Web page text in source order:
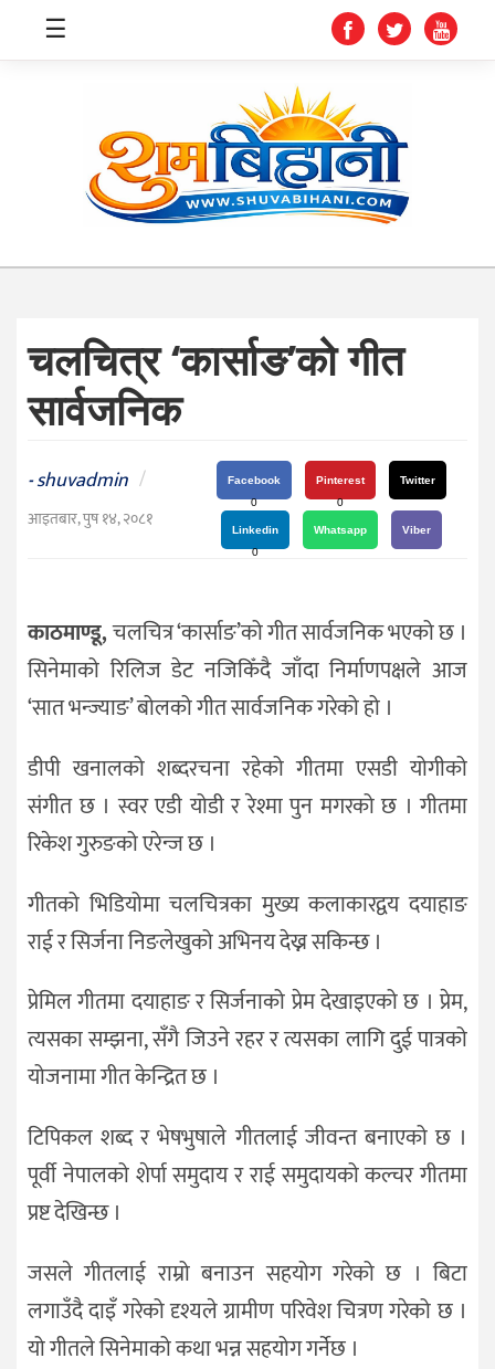
स्वास्थ्य
संघीय
प्रविधि
जीवनशैली
दर्शन
देश
राजनीति
☰
चलचित्र ‘कार्साङ’को गीत
सार्वजनिक
-shuvadmin /
आइतबार, पुष १४, २०८१
Facebook
0
Pinterest
0
Twitter
Linkedin
0
Whatsapp Viber
काठमाण्डू,चलचित्र ‘कार्साङ’को गीत सार्वजनिक भएको छ ।
सिनेमाको रिलिज डेट नजिकिँदै जाँदा निर्माणपक्षले आज
‘सात भन्ज्याङ’ बोलको गीत सार्वजनिक गरेको हो ।
डीपी खनालको शब्दरचना रहेको गीतमा एसडी योगीको
संगीत छ । स्वर एडी योडी र रेश्मा पुन मगरको छ । गीतमा
रिकेश गुरुङको एरेन्ज छ ।
गीतको भिडियोमा चलचित्रका मुख्य कलाकारद्वय दयाहाङ
राई र सिर्जना निङलेखुको अभिनय देख्न सकिन्छ ।
प्रेमिल गीतमा दयाहाङ र सिर्जनाको प्रेम देखाइएको छ । प्रेम,
त्यसका सम्झना, सँगै जिउने रहर र त्यसका लागि दुई पात्रको
योजनामा गीत केन्द्रित छ ।
टिपिकल शब्द र भेषभुषाले गीतलाई जीवन्त बनाएको छ ।
पूर्वी नेपालको शेर्पा समुदाय र राई समुदायको कल्चर गीतमा
प्रष्ट देखिन्छ ।
जसले गीतलाई राम्रो बनाउन सहयोग गरेको छ । बिटा
लगाउँदै दाइँ गरेको दृश्यले ग्रामीण परिवेश चित्रण गरेको छ ।
यो गीतले सिनेमाको कथा भन्न सहयोग गर्नेछ ।